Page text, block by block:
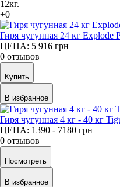
12кг.
+0
Гиря чугунная 24 кг Explode
ЦЕНА: 5 916 грн
0 отзывов
Купить
В избранное
Гиря чугунная 4 кг - 40 кг
ЦЕНА: 1390 - 7180 грн
0 отзывов
Посмотреть
В избранное